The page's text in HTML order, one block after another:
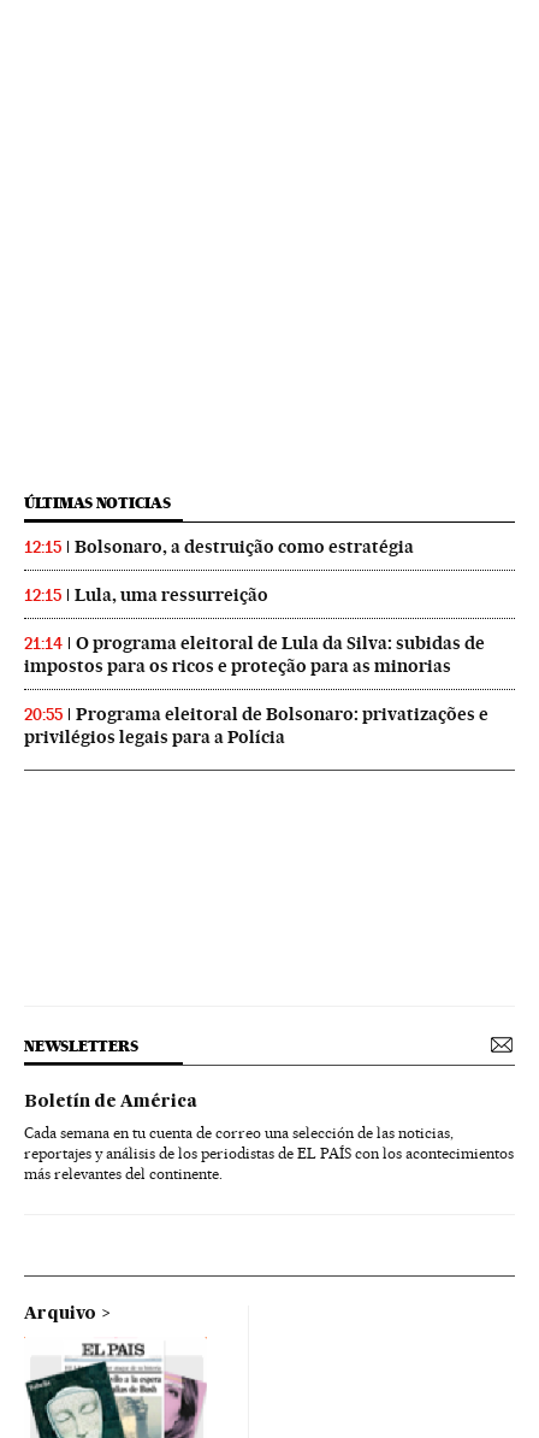
ÚLTIMAS NOTICIAS
12:15 Bolsonaro, a destruição como estratégia
12:15 Lula, uma ressurreição
21:14
O programa eleitoral de Lula da Silva: subidas de
impostos para os ricos e proteção para as minorias
20:55
Programa eleitoral de Bolsonaro: privatizações e
privilégios legais para a Polícia
NEWSLETTERS
Boletín de América
Cada semana en tu cuenta de correo una selección de las noticias,
reportajes y análisis de los periodistas de EL PAÍS con los acontecimientos
más relevantes del continente.
Arquivo